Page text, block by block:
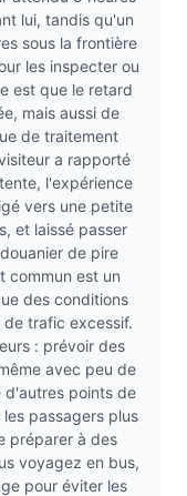
lui, tandis qu'un
sous la frontière
les inspecter ou
est que le retard
mais aussi de
de traitement
a rapporté
l'expérience
vers une petite
et laissé passer
de pire
commun est un
des conditions
trafic excessif.
: prévoir des
avec peu de
d'autres points de
passagers plus
préparer à des
voyagez en bus,
pour éviter les